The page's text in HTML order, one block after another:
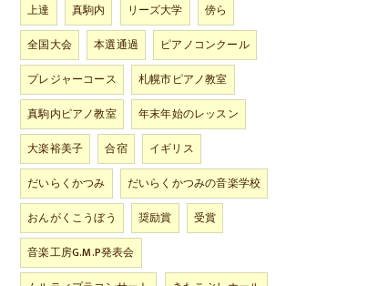
上達
真駒内 リーズ大学
傍ら
全国大会
本選通過
ピアノコンクール
プレジャーコース
札幌市ピアノ教室
真駒内ピアノ教室
年末年始のレッスン
大楽裕美子
合宿
イギリス
だいらくかつみ
だいらくかつみの音楽学校
おんがくこうぼう
奨励賞
受賞
音楽工房G.M.P発表会